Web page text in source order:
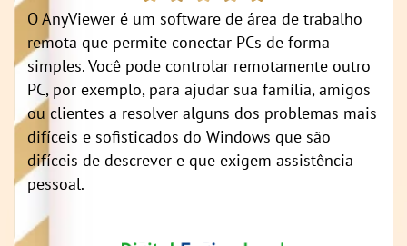
O AnyViewer é um software de área de trabalho
remota que permite conectar PCs de forma
simples. Você pode controlar remotamente outro
PC, por exemplo, para ajudar sua família, amigos
ou clientes a resolver alguns dos problemas mais
difíceis e sofisticados do Windows que são
difíceis de descrever e que exigem assistência
pessoal.